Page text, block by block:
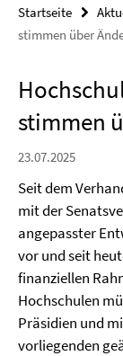
Startseite
stimmen über
stimmen
23.07.2025
Seit dem
mit der
angepasster
vor und seit
finanziellen
Hochschulen
Präsidien und
vorliegenden